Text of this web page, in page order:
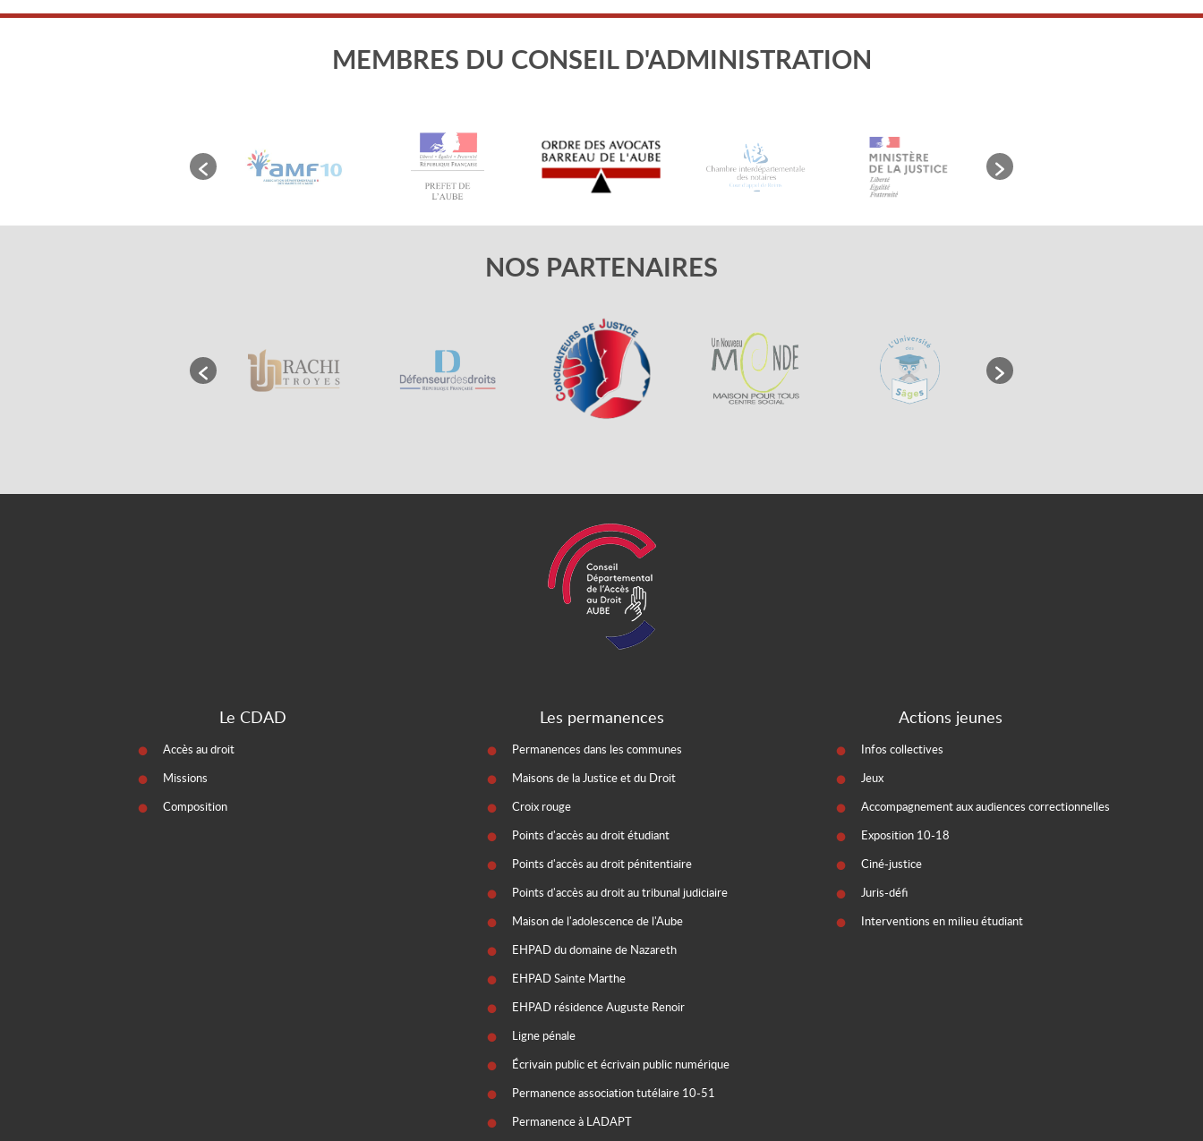
MEMBRES DU CONSEIL D'ADMINISTRATION
NOS PARTENAIRES
Le CDAD
Accès au droit
Missions
Composition
Les permanences
Permanences dans les communes
Maisons de la Justice et du Droit
Croix rouge
Points d'accès au droit étudiant
Points d'accès au droit pénitentiaire
Points d'accès au droit au tribunal judiciaire
Maison de l'adolescence de l'Aube
EHPAD du domaine de Nazareth
EHPAD Sainte Marthe
EHPAD résidence Auguste Renoir
Ligne pénale
Écrivain public et écrivain public numérique
Permanence association tutélaire 10-51
Permanence à LADAPT
Actions jeunes
Infos collectives
Jeux
Accompagnement aux audiences correctionnelles
Exposition 10-18
Ciné-justice
Juris-défi
Interventions en milieu étudiant